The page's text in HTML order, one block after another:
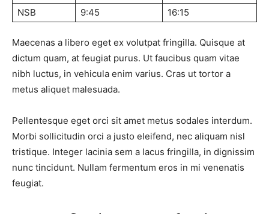
NSB
9:45 16:15
Maecenas a libero​ eget ​ex ⁤volutpat fringilla. Quisque at
dictum quam, ‌at feugiat purus. Ut faucibus quam vitae
nibh luctus, in vehicula ⁢enim⁣ varius. Cras ut ​tortor ‍a
metus aliquet malesuada.
Pellentesque⁤ eget ⁢orci sit amet metus​ sodales⁤ interdum.
Morbi sollicitudin orci a ⁣justo⁣ eleifend, nec aliquam nisl
tristique. Integer​ lacinia sem​ a‌ lacus​ fringilla, ⁣in dignissim
nunc tincidunt. Nullam fermentum eros‌ in‍ mi venenatis
feugiat.